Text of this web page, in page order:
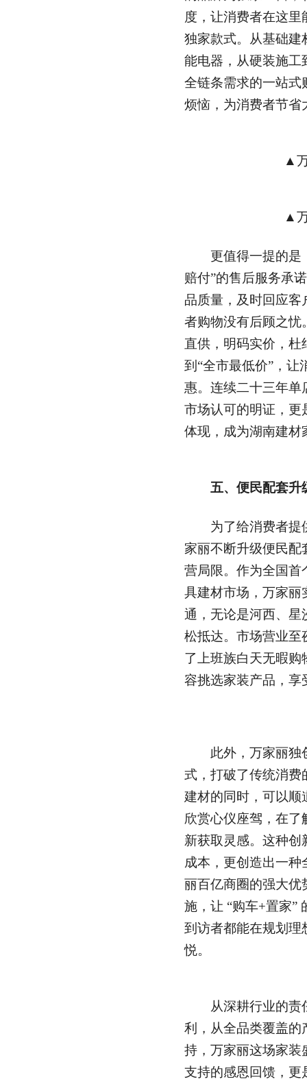
度，让消费者在这
独家款式。从基础建
能电器，从硬装施工
全链条需求的一站式
烦恼，为消费者节省
▲万
▲万
更值得一提的是
赔付”的售后服务承
品质量，及时回应
者购物没有后顾之忧
直供，明码实价，
到“全市最低价”，让
惠。连续二十三年单
市场认可的明证，更
体现，成为湖南建材
五、便民配套升
为了给消费者提
家丽不断升级便民
营局限。作为全国首
具建材市场，万家丽
通，无论是河西、星
松抵达。市场营业至
了上班族白天无暇
容挑选家装产品，享
此外，万家丽独创
式，打破了传统消费
建材的同时，可以顺
欣赏心仪座驾，在
新获取灵感。这种
成本，更创造出一
丽百亿商圈的强大优
施，让 “购车+置家”
到访者都能在规划理
悦。
从深耕行业的责
利，从全品类覆盖的
持，万家丽这场家装
支持的感恩回馈，更